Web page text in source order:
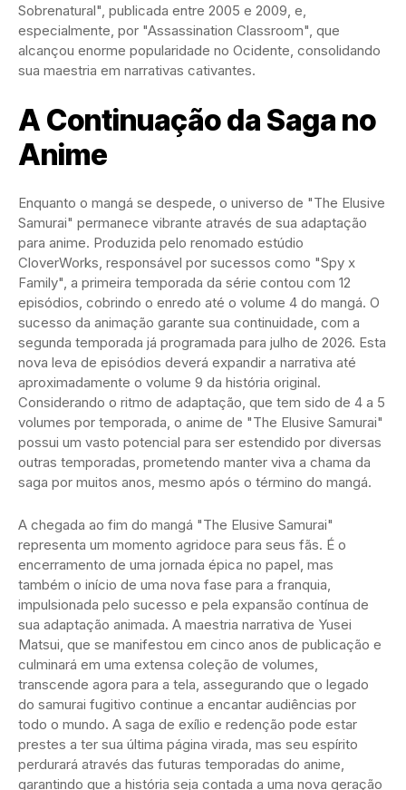
Sobrenatural", publicada entre 2005 e 2009, e,
especialmente, por "Assassination Classroom", que
alcançou enorme popularidade no Ocidente, consolidando
sua maestria em narrativas cativantes.
A Continuação da Saga no
Anime
Enquanto o mangá se despede, o universo de "The Elusive
Samurai" permanece vibrante através de sua adaptação
para anime. Produzida pelo renomado estúdio
CloverWorks, responsável por sucessos como "Spy x
Family", a primeira temporada da série contou com 12
episódios, cobrindo o enredo até o volume 4 do mangá. O
sucesso da animação garante sua continuidade, com a
segunda temporada já programada para julho de 2026. Esta
nova leva de episódios deverá expandir a narrativa até
aproximadamente o volume 9 da história original.
Considerando o ritmo de adaptação, que tem sido de 4 a 5
volumes por temporada, o anime de "The Elusive Samurai"
possui um vasto potencial para ser estendido por diversas
outras temporadas, prometendo manter viva a chama da
saga por muitos anos, mesmo após o término do mangá.
A chegada ao fim do mangá "The Elusive Samurai"
representa um momento agridoce para seus fãs. É o
encerramento de uma jornada épica no papel, mas
também o início de uma nova fase para a franquia,
impulsionada pelo sucesso e pela expansão contínua de
sua adaptação animada. A maestria narrativa de Yusei
Matsui, que se manifestou em cinco anos de publicação e
culminará em uma extensa coleção de volumes,
transcende agora para a tela, assegurando que o legado
do samurai fugitivo continue a encantar audiências por
todo o mundo. A saga de exílio e redenção pode estar
prestes a ter sua última página virada, mas seu espírito
perdurará através das futuras temporadas do anime,
garantindo que a história seja contada a uma nova geração